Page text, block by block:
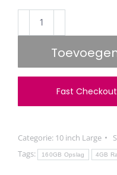
Elementkey
Ai-
10
IPS
Inch
Fast Checkout
Categorie: 10 inch Large
Tags:
160GB Opslag 4GB